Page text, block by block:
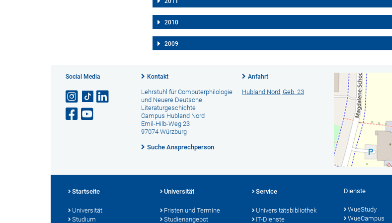
2010
2009
Social Media Kontakt
Lehrstuhl für Computerphilologie
und Neuere Deutsche
Literaturgeschichte
Campus Hubland Nord
Emil-Hilb-Weg 23
97074 Würzburg
Suche Ansprechperson
Anfahrt
Hubland Nord, Geb. 23
Startseite
Universität
Studium
Universität
Fristen und Termine
Studienangebot
Service
Universitätsbibliothek
IT-Dienste
Dienste
WueStudy
WueCampus